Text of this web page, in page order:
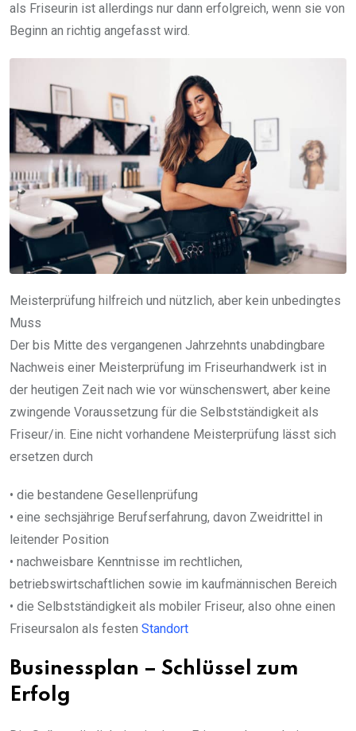
als Friseurin ist allerdings nur dann erfolgreich, wenn sie von
Beginn an richtig angefasst wird.
Meisterprüfung hilfreich und nützlich, aber kein unbedingtes
Muss
Der bis Mitte des vergangenen Jahrzehnts unabdingbare
Nachweis einer Meisterprüfung im Friseurhandwerk ist in
der heutigen Zeit nach wie vor wünschenswert, aber keine
zwingende Voraussetzung für die Selbstständigkeit als
Friseur/in. Eine nicht vorhandene Meisterprüfung lässt sich
ersetzen durch
• die bestandene Gesellenprüfung
• eine sechsjährige Berufserfahrung, davon Zweidrittel in
leitender Position
• nachweisbare Kenntnisse im rechtlichen,
betriebswirtschaftlichen sowie im kaufmännischen Bereich
• die Selbstständigkeit als mobiler Friseur, also ohne einen
Friseursalon als festen Standort
Businessplan – Schlüssel zum
Erfolg